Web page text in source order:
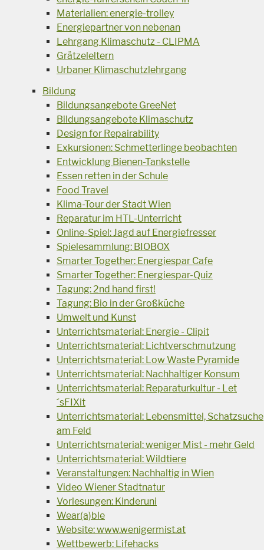
Materialien: energie-trolley
Energiepartner von nebenan
Lehrgang Klimaschutz - CLIPMA
Grätzeleltern
Urbaner Klimaschutzlehrgang
Bildung
Bildungsangebote GreeNet
Bildungsangebote Klimaschutz
Design for Repairability
Exkursionen: Schmetterlinge beobachten
Entwicklung Bienen-Tankstelle
Essen retten in der Schule
Food Travel
Klima-Tour der Stadt Wien
Reparatur im HTL-Unterricht
Online-Spiel: Jagd auf Energiefresser
Spielesammlung: BIOBOX
Smarter Together: Energiespar Cafe
Smarter Together: Energiespar-Quiz
Tagung: 2nd hand first!
Tagung: Bio in der Großküche
Umwelt und Kunst
Unterrichtsmaterial: Energie - Clipit
Unterrichtsmaterial: Lichtverschmutzung
Unterrichtsmaterial: Low Waste Pyramide
Unterrichtsmaterial: Nachhaltiger Konsum
Unterrichtsmaterial: Reparaturkultur - Let
´sFIXit
Unterrichtsmaterial: Lebensmittel, Schatzsuche
am Feld
Unterrichtsmaterial: weniger Mist - mehr Geld
Unterrichtsmaterial: Wildtiere
Veranstaltungen: Nachhaltig in Wien
Video Wiener Stadtnatur
Vorlesungen: Kinderuni
Wear(a)ble
Website: www.wenigermist.at
Wettbewerb: Lifehacks